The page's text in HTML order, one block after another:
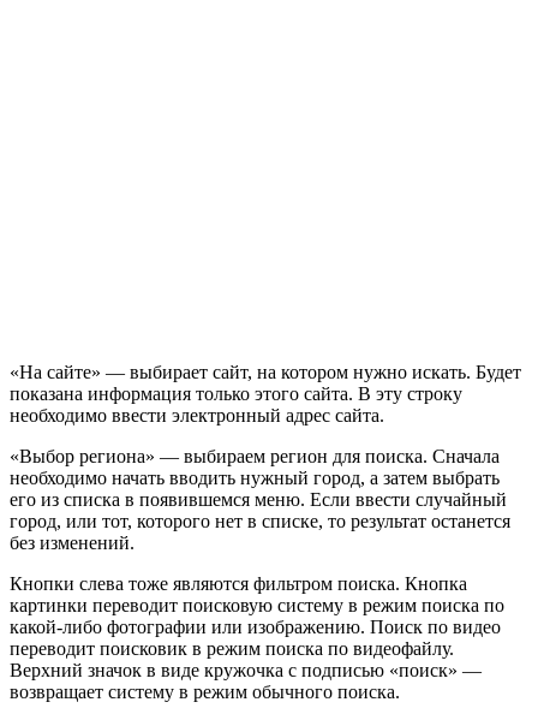
«На сайте» — выбирает сайт, на котором нужно искать. Будет
показана информация только этого сайта. В эту строку
необходимо ввести электронный адрес сайта.
«Выбор региона» — выбираем регион для поиска. Сначала
необходимо начать вводить нужный город, а затем выбрать
его из списка в появившемся меню. Если ввести случайный
город, или тот, которого нет в списке, то результат останется
без изменений.
Кнопки слева тоже являются фильтром поиска. Кнопка
картинки переводит поисковую систему в режим поиска по
какой-либо фотографии или изображению. Поиск по видео
переводит поисковик в режим поиска по видеофайлу.
Верхний значок в виде кружочка с подписью «поиск» —
возвращает систему в режим обычного поиска.